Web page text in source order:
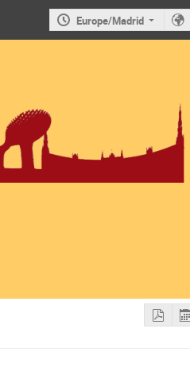
Europe/Madrid